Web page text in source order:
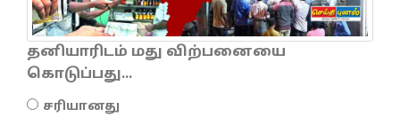
தனியாரிடம் மது விற்பனையை
கொடுப்பது...
சரியானது